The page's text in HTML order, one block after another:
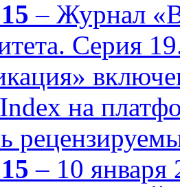
– Журнал
Серия
на
– 10 января